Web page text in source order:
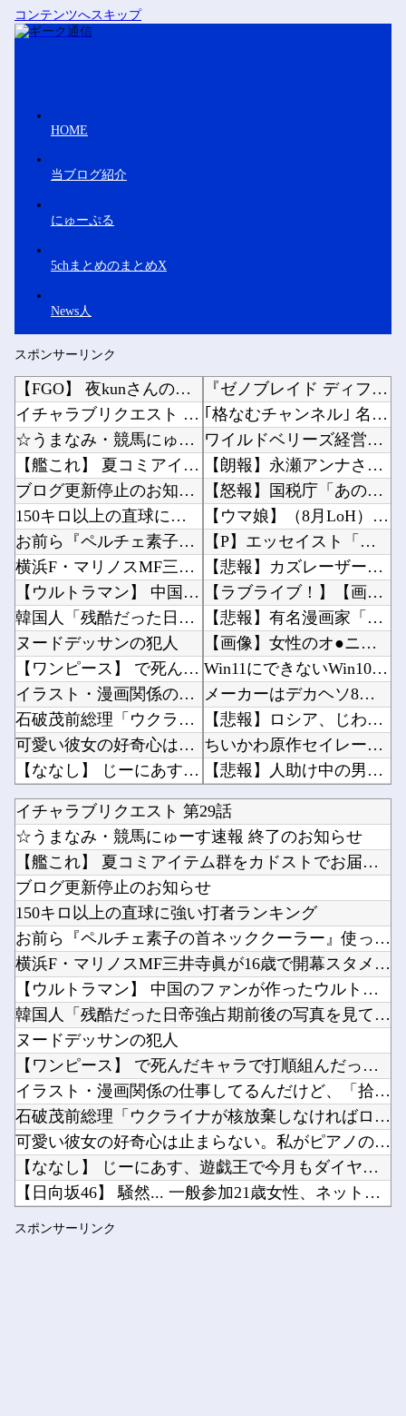
コンテンツへスキップ
HOME
当ブログ紹介
にゅーぷる
5chまとめのまとめX
News人
スポンサーリンク
【FGO】 夜kunさんのモルガンイラスト！！ 蝶の羽好きです！
イチャラブリクエスト 第29話
☆うまなみ・競馬にゅーす速報 終了のお知らせ
【艦これ】 夏コミアイテム群をカドストでお届け！
ブログ更新停止のお知らせ
150キロ以上の直球に強い打者ランキング
お前ら『ペルチェ素子の首ネッククーラー』使ったことあるか？
横浜F・マリノスMF三井寺眞が16歳で開幕スタメン出場し最年少記録更新 さらにデビュー戦で...
【ウルトラマン】 中国のファンが作ったウルトラ問題児一覧ｗｗｗｗｗ
韓国人「残酷だった日帝強占期前後の写真を見てみよう」
ヌードデッサンの犯人
【ワンピース】 で死んだキャラで打順組んだったｗｗｗｗ
イラスト・漫画関係の仕事してるんだけど、「拾い物ですが」とか言ってTwitterで勝手に自...
石破茂前総理「ウクライナが核放棄しなければロシア侵攻しなかった」！
可愛い彼女の好奇心は止まらない。私がピアノの鍵盤を何度か叩いてみた → すると彼女はこうな...
【ななし】 じーにあす、遊戯王で今月もダイヤ到達！『先生もう笑うしかなくなっとりますやん』...
【日向坂46】 騒然... 一般参加21歳女性、ネットニュースに
フランス人「欲張りすぎだ」中村敬斗、ランス残留の可能性を会長が示唆！移籍金が交渉の壁に.....
職場の人妻と不倫をして、ついに、、、
Powered by livedoor 相互RSS
『ゼノブレイド ディフィニティブエディション Nintendo Switch 2 Edit...
｢格なむチャンネル｣ 名古屋飯編公開ｷﾀ━(ﾟ∀ﾟ)━!【乃木坂46】他
ワイルドベリーズ経営陣、倉庫の商品を持ち出し「ドローン攻撃で焼失した」として処理…ロシア当...
【朗報】永瀬アンナさん、公式に次世代のエースとして認められる他
【怒報】国税庁「あのさぁ！君らがちゃんと納税してくれないとこうなっちゃうけどどうする？！」...
【ウマ娘】（8月LoH）もしかしてコンセって今回は微妙スキルだったりするか？他
【P】エッセイスト「原爆を二度と使わせてはならない」→リプ「もちろん中国の核も非難する？」...
【悲報】カズレーザー、車の任意保険にブチギレてしまう！！！！！！他
【ラブライブ！】【画像】映画蓮ノ空BDの収納ケースイラスト他
【悲報】有名漫画家「体重の減少が止まりません」→ファンから心配の声：26/08/07のニュ...
【画像】女性のオ●ニー事情、衝撃の事実が発覚してしまうｗｗｗｗｗｗｗ他
Win11にできないWin10PCってさ他
メーカーはデカヘソ8個保留3個返しのミドル機を出せよ！！！！他
【悲報】ロシア、じわじわと逝き始める他
ちいかわ原作セイレーン編リアルタイム勢「つまんねえ」「ゴミ」「早く終われ」「ナガノに長編は...
【悲報】人助け中の男性を「犯罪ですよ！」と責めた女性、警察が来た瞬間逃げる他
【悲報】未来で待ってる女さん、あまりにも多すぎて大渋滞に?他
カフェで長時間パソコン弄っている奴他
彼と婚約指輪を見に行った。 店員「ご予算は？」 彼氏「80万円くらいで。最大で90万円か...
スタバで大量にいるMacBookいじってるやつって何やってんの？他
【ぶいすぽ】れんくんﾓｶｻｰﾝはなびの写真集は出ない他
【るろうに剣心】劍客兵器の飛號・龍勢勇星、超ミサイル技術の持ち主なのに惜しい男を亡くした・...
失敗ゲームハード3選「ドリームキャスト」「セガサターン」他
ファイアーエムブレム新作、エッチキャラ登場で始まる他
Powered by livedoor 相互RSS
イチャラブリクエスト 第29話
☆うまなみ・競馬にゅーす速報 終了のお知らせ
【艦これ】 夏コミアイテム群をカドストでお届け！
ブログ更新停止のお知らせ
150キロ以上の直球に強い打者ランキング
お前ら『ペルチェ素子の首ネッククーラー』使ったことあるか？
横浜F・マリノスMF三井寺眞が16歳で開幕スタメン出場し最年...
【ウルトラマン】 中国のファンが作ったウルトラ問題児一覧ｗｗ...
韓国人「残酷だった日帝強占期前後の写真を見てみよう」
ヌードデッサンの犯人
【ワンピース】 で死んだキャラで打順組んだったｗｗｗｗ
イラスト・漫画関係の仕事してるんだけど、「拾い物ですが」とか...
石破茂前総理「ウクライナが核放棄しなければロシア侵攻しなかっ...
可愛い彼女の好奇心は止まらない。私がピアノの鍵盤を何度か叩い...
【ななし】 じーにあす、遊戯王で今月もダイヤ到達！『先生もう...
【日向坂46】 騒然... 一般参加21歳女性、ネットニュー...
スポンサーリンク